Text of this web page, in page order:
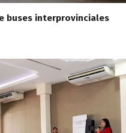
buses interprovinciales